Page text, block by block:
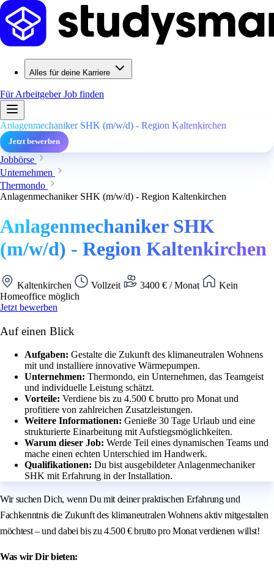
Alles für deine Karriere
Für ArbeitgeberJob finden
Anlagenmechaniker SHK (m/w/d) - Region Kaltenkirchen
Jetzt bewerben
Jobbörse
Unternehmen
Thermondo
Anlagenmechaniker SHK (m/w/d) - Region Kaltenkirchen
Anlagenmechaniker SHK
(m/w/d) - Region Kaltenkirchen
Kaltenkirchen Vollzeit 3400 € / Monat
Kein
Homeoffice möglich
Jetzt bewerben
Auf einen Blick
Aufgaben: Gestalte die Zukunft des klimaneutralen Wohnens
mit und installiere innovative Wärmepumpen.
Unternehmen: Thermondo, ein Unternehmen, das Teamgeist
und individuelle Leistung schätzt.
Vorteile: Verdiene bis zu 4.500 € brutto pro Monat und
profitiere von zahlreichen Zusatzleistungen.
Weitere Informationen: Genieße 30 Tage Urlaub und eine
strukturierte Einarbeitung mit Aufstiegsmöglichkeiten.
Warum dieser Job: Werde Teil eines dynamischen Teams und
mache einen echten Unterschied im Handwerk.
Qualifikationen: Du bist ausgebildeter Anlagenmechaniker
SHK mit Erfahrung in der Installation.
Wir suchen Dich, wenn Du mit deiner praktischen Erfahrung und
Fachkenntnis die Zukunft des klimaneutralen Wohnens aktiv mitgestalten
möchtest – und dabei bis zu 4.500 € brutto pro Monat verdienen willst!
Was wir Dir bieten: